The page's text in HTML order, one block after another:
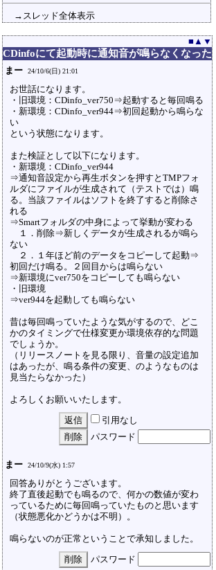
→スレッド全体表示
■ ▲ ▼
CDinfoにて起動時に通知音が鳴らなくなった
まー 24/10/6(日) 21:01
お世話になります。
・旧環境：CDinfo_ver750⇒起動すると毎回鳴る
・新環境：CDinfo_ver944⇒初回起動から鳴らな
い
という状態になります。
また検証として以下になります。
・新環境：CDinfo_ver944
⇒通知音設定から再生ボタンを押すとTMPフォ
ルダにファイルが生成されて（テストでは）鳴
る。当該ファイルはソフトを終了すると削除さ
れる
⇒Smartフォルダの中身によって挙動が変わる
１．削除⇒新しくデータが生成されるが鳴ら
ない
２．１年ほど前のデータをコピーして起動⇒
初回だけ鳴る。２回目からは鳴らない
⇒新環境にver750をコピーしても鳴らない
・旧環境
⇒ver944を起動しても鳴らない
昔は毎回鳴っていたような気がするので、どこ
かのタイミングで仕様変更か環境依存的な問題
でしょうか。
（リリースノートを見る限り、音量の設定追加
はあったが、鳴る条件の変更、のようなものは
見当たらなかった）
よろしくお願いいたします。
引用なし
パスワード
まー 24/10/9(水) 1:57
回答ありがとうございます。
終了直後起動でも鳴るので、何かの数値が変わ
っているために毎回鳴っていたものと思います
（状態悪化かどうかは不明）。
鳴らないのが正常ということで承知しました。
パスワード